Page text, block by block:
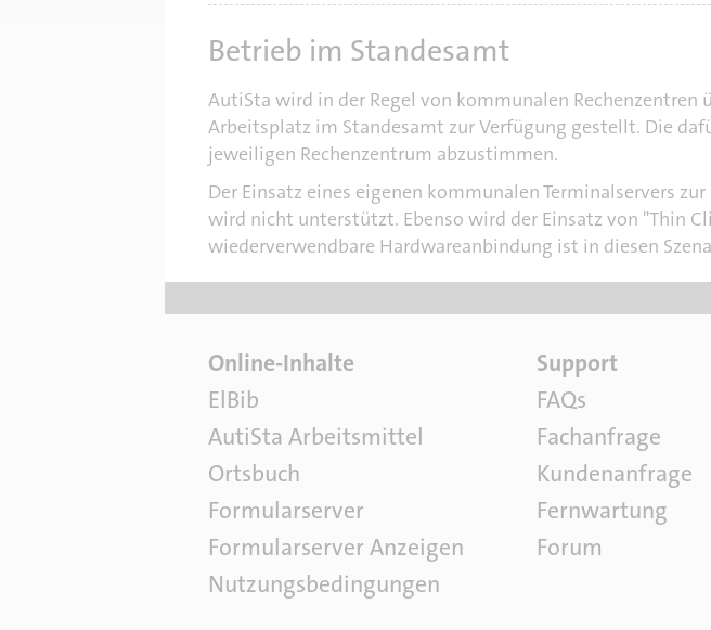
Betrieb im Standesamt
AutiSta wird in der Regel von kommunalen
Arbeitsplatz im Standesamt zur Verfügung gestellt. Die
jeweiligen Rechenzentrum abzustimmen.
Der Einsatz eines eigenen kommunalen Terminalservers
wird nicht unterstützt. Ebenso wird der Einsatz von "Thin
wiederverwendbare Hardwareanbindung ist in diesen
F
a
c
h
l
i
t
e
r
a
Online-Inhalte
ElBib
AutiSta Arbeitsmittel
Ortsbuch
Formularserver
Formularserver Anzeigen
Nutzungsbedingungen
S
o
f
t
w
a
r
e
Support
FAQs
Fachanfrage
Kundenanfrage
Fernwartung
Forum